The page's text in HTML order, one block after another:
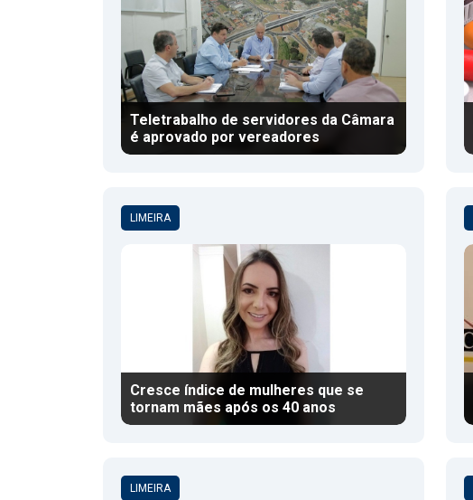
Teletrabalho de servidores da Câmara
é aprovado por vereadores
LIMEIRA
Cresce índice de mulheres que se
tornam mães após os 40 anos
LIMEIRA